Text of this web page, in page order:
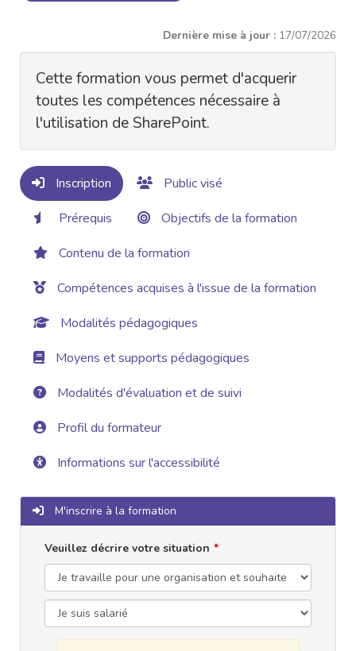
Dernière mise à jour : 17/07/2026
Cette formation vous permet d'acquerir
toutes les compétences nécessaire à
l'utilisation de SharePoint.
Inscription
Public visé
Prérequis
Objectifs de la formation
Contenu de la formation
Compétences acquises à l'issue de la formation
Modalités pédagogiques
Moyens et supports pédagogiques
Modalités d'évaluation et de suivi
Profil du formateur
Informations sur l'accessibilité
M'inscrire à la formation
Veuillez décrire votre situation